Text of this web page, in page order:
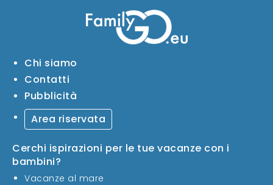
Chi siamo
Contatti
Pubblicità
Area riservata
Cerchi ispirazioni per le tue vacanze con i
bambini?
Vacanze al mare